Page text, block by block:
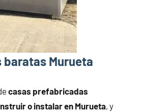
Murueta
casas prefabricadas
o instalar en Murueta, y